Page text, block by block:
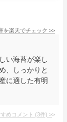
を楽天でチェック >>
い海苔が楽し
、しっかりと
に適した有明
めコメント (3件) >